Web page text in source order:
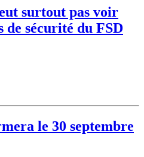
surtout pas voir
de sécurité du FSD
le 30 septembre